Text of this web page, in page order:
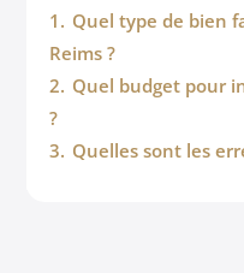
1. ⁠Quel type de bien
Reims ?
2. Quel budget pour
?
3. Quelles sont les